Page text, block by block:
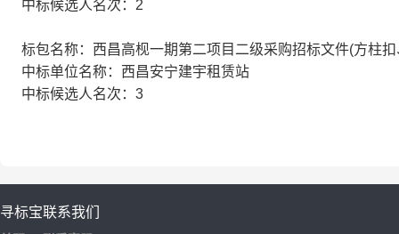
中标候选人名次：2
标包名称：西昌高枧一期第二项目二级采购招标文件(方柱
中标单位名称：西昌安宁建宇租赁站
中标候选人名次：3
寻标宝联系我们